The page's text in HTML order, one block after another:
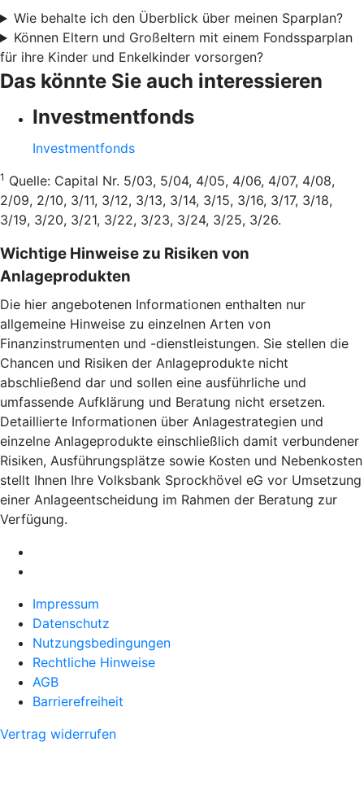
Wie behalte ich den Überblick über meinen Sparplan?
Können Eltern und Großeltern mit einem Fondssparplan
für ihre Kinder und Enkelkinder vorsorgen?
Das könnte Sie auch interessieren
Investmentfonds
Investmentfonds
1 Quelle: Capital Nr. 5/03, 5/04, 4/05, 4/06, 4/07, 4/08,
2/09, 2/10, 3/11, 3/12, 3/13, 3/14, 3/15, 3/16, 3/17, 3/18,
3/19, 3/20, 3/21, 3/22, 3/23, 3/24, 3/25, 3/26.
Wichtige Hinweise zu Risiken von
Anlageprodukten
Die hier angebotenen Informationen enthalten nur
allgemeine Hinweise zu einzelnen Arten von
Finanzinstrumenten und -dienstleistungen. Sie stellen die
Chancen und Risiken der Anlageprodukte nicht
abschließend dar und sollen eine ausführliche und
umfassende Aufklärung und Beratung nicht ersetzen.
Detaillierte Informationen über Anlagestrategien und
einzelne Anlageprodukte einschließlich damit verbundener
Risiken, Ausführungsplätze sowie Kosten und Nebenkosten
stellt Ihnen Ihre Volksbank Sprockhövel eG vor Umsetzung
einer Anlageentscheidung im Rahmen der Beratung zur
Verfügung.
Impressum
Datenschutz
Nutzungsbedingungen
Rechtliche Hinweise
AGB
Barrierefreiheit
Vertrag widerrufen